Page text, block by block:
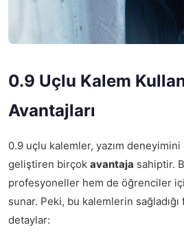
0.9 Uçlu Kalem
Avantajları
0.9 uçlu kalemler, yazım
geliştiren birçok avantaja sahiptir.
profesyoneller hem de öğrenciler
sunar. Peki, bu kalemlerin
detaylar: